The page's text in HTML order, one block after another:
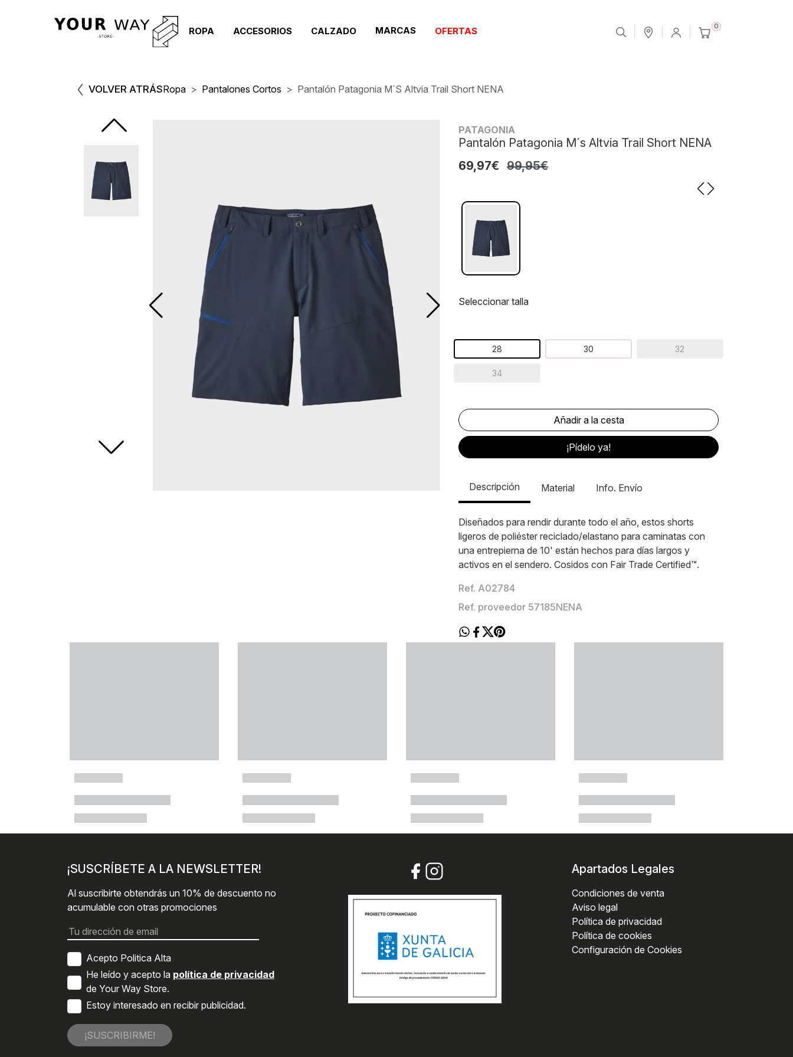
ROPA ACCESORIOS CALZADO MARCAS OFERTAS 0
VOLVER ATRÁSRopa Pantalones Cortos Pantalón Patagonia M´s Altvia Trail Short NENA
PATAGONIA
Pantalón Patagonia M´s Altvia Trail Short NENA
69,97€ 99,95€
Seleccionar talla
28 30 32
34
¡Pídelo ya!
Descripción Material Info. Envío
Diseñados para rendir durante todo el año, estos shorts
ligeros de poliéster reciclado/elastano para caminatas con
una entrepierna de 10' están hechos para días largos y
activos en el sendero. Cosidos con Fair Trade Certified™.
Ref. A02784
Ref. proveedor 57185NENA
¡SUSCRÍBETE A LA NEWSLETTER!
Al suscribirte obtendrás un 10% de descuento no
acumulable con otras promociones
Acepto Politica Alta
He leído y acepto la política de privacidad
de Your Way Store.
Estoy interesado en recibir publicidad.
¡SUSCRIBIRME!
Apartados Legales
Condiciones de venta
Aviso legal
Política de privacidad
Política de cookies
Configuración de Cookies